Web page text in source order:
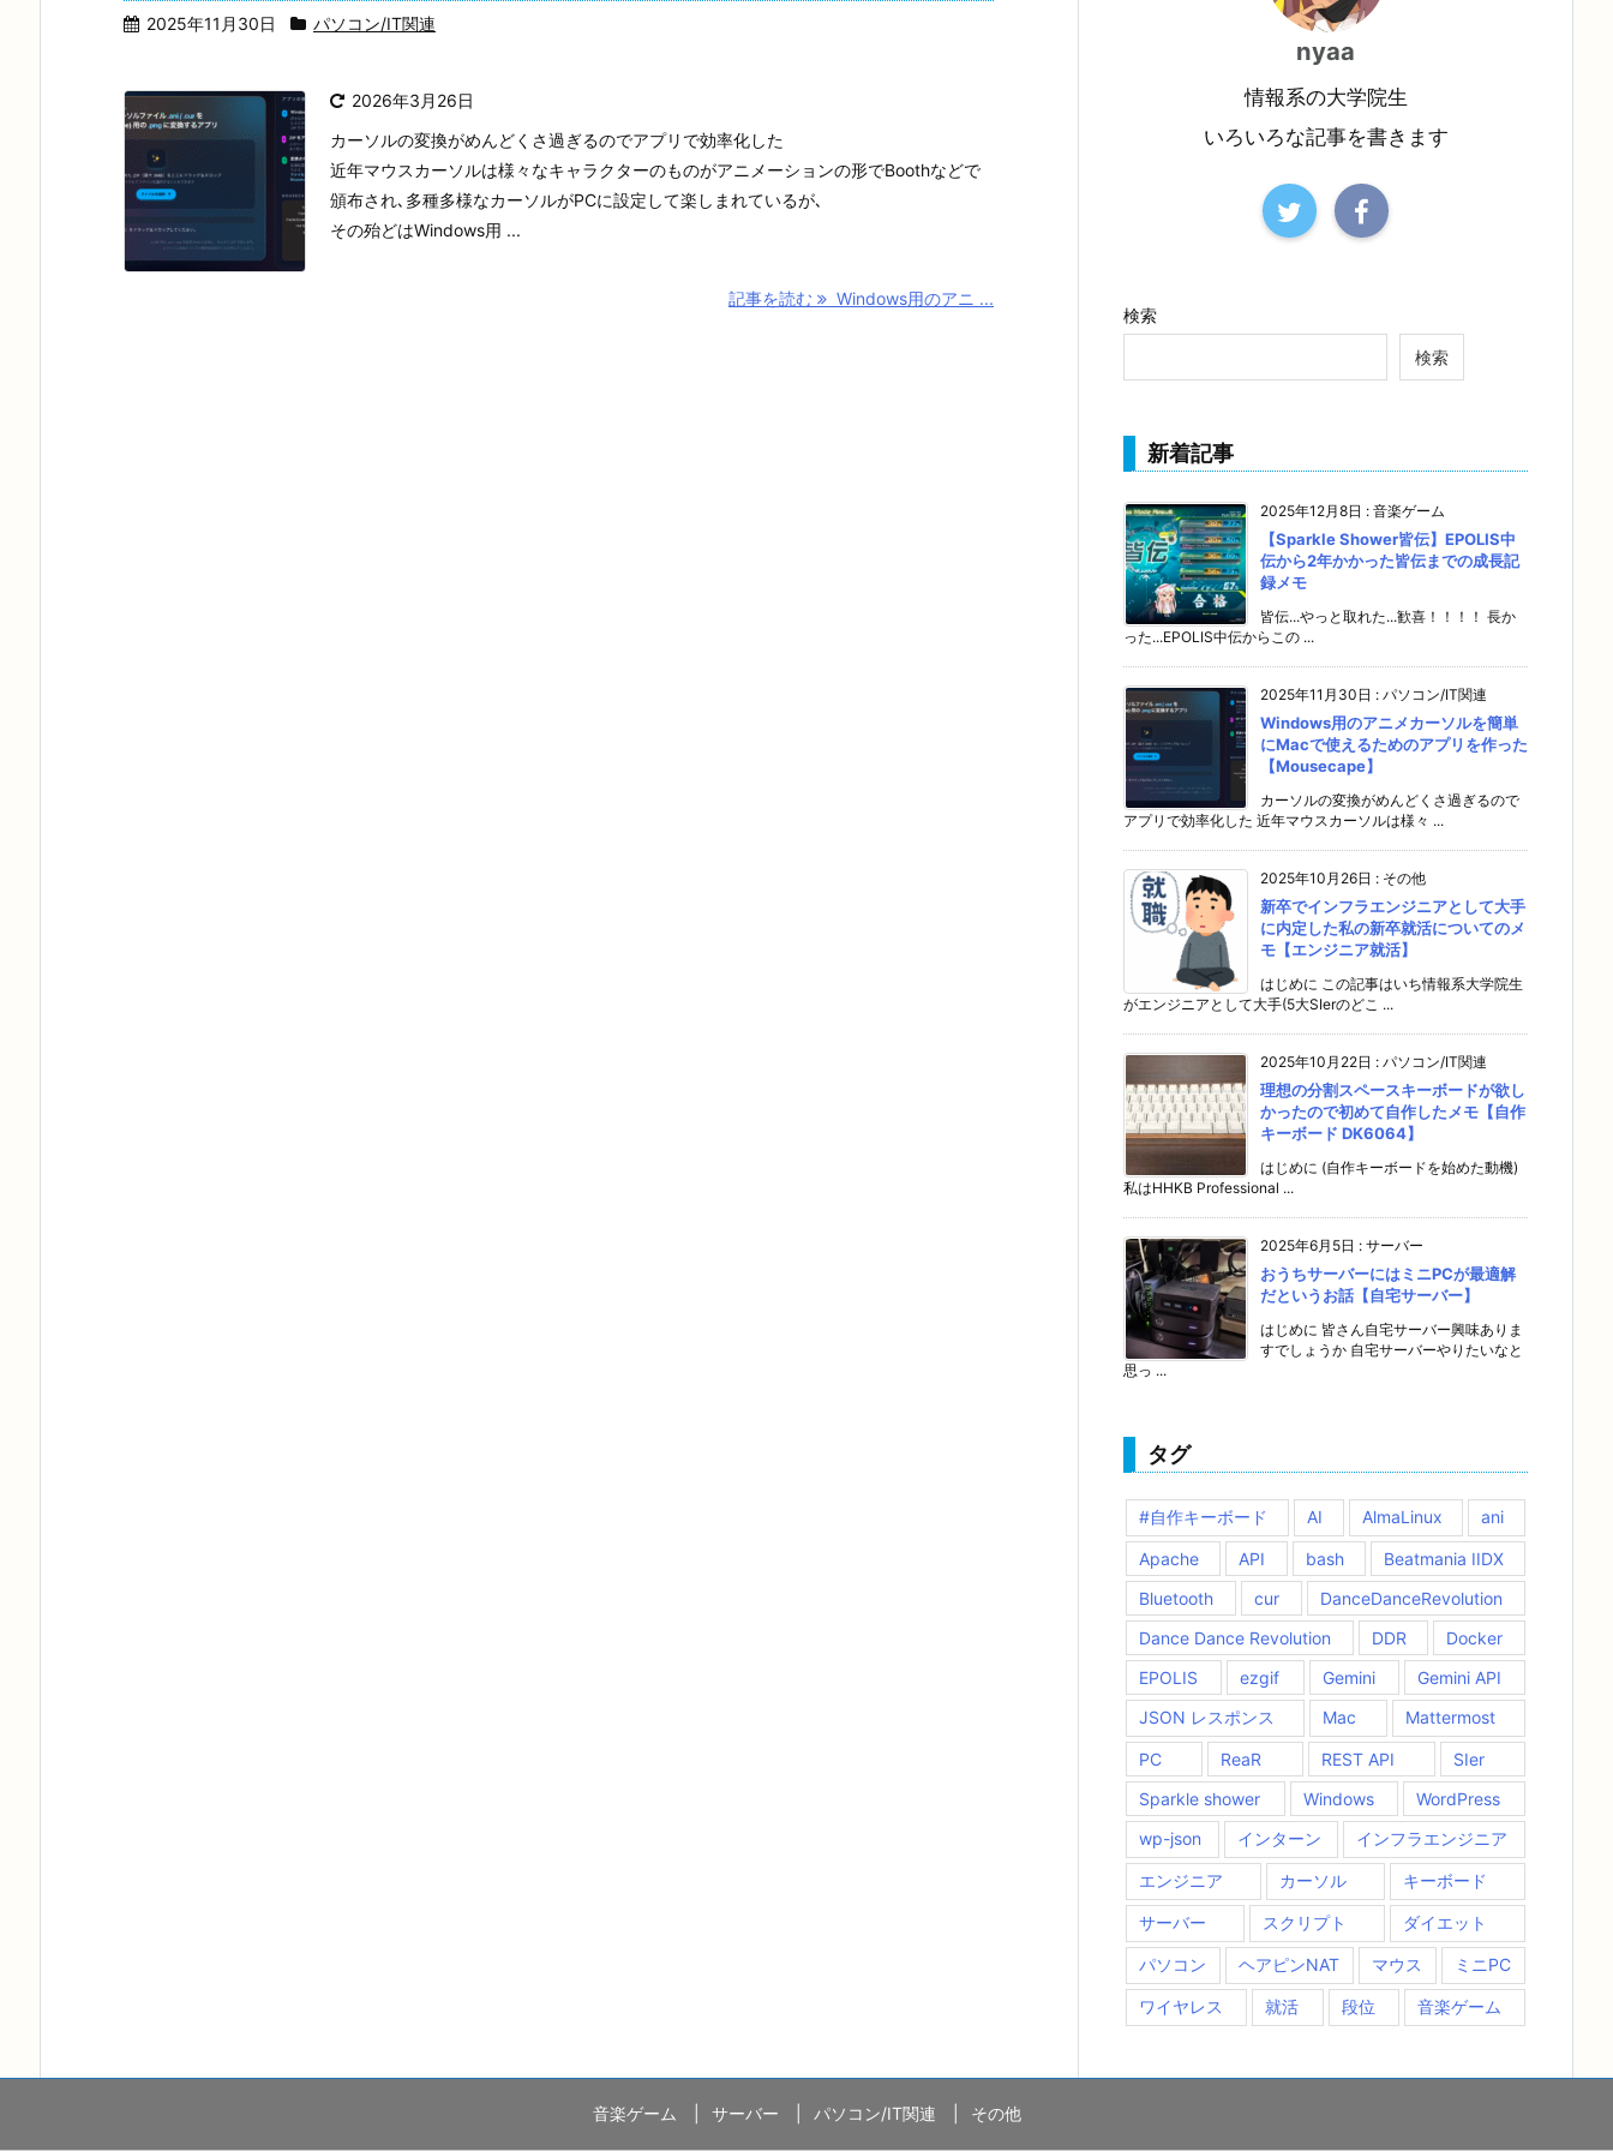
2025年11月30日 パソコン/IT関連
2026年3月26日
カーソルの変換がめんどくさ過ぎるのでアプリで効率化した
近年マウスカーソルは様々なキャラクターのものがアニメーションの形でBoothなどで
頒布され､多種多様なカーソルがPCに設定して楽しまれているが､
その殆どはWindows用 ...
記事を読む Windows用のアニ ...
nyaa
情報系の大学院生
いろいろな記事を書きます
検索
検索
新着記事
2025年12月8日 : 音楽ゲーム
【Sparkle Shower皆伝】EPOLIS中
伝から2年かかった皆伝までの成長記
録メモ
皆伝...やっと取れた...歓喜！！！！ 長か
った...EPOLIS中伝からこの ...
2025年11月30日 : パソコン/IT関連
Windows用のアニメカーソルを簡単
にMacで使えるためのアプリを作った
【Mousecape】
カーソルの変換がめんどくさ過ぎるので
アプリで効率化した 近年マウスカーソルは様々 ...
2025年10月26日 : その他
新卒でインフラエンジニアとして大手
に内定した私の新卒就活についてのメ
モ【エンジニア就活】
はじめに この記事はいち情報系大学院生
がエンジニアとして大手(5大SIerのどこ ...
2025年10月22日 : パソコン/IT関連
理想の分割スペースキーボードが欲し
かったので初めて自作したメモ【自作
キーボード DK6064】
はじめに (自作キーボードを始めた動機)
私はHHKB Professional ...
2025年6月5日 : サーバー
おうちサーバーにはミニPCが最適解
だというお話【自宅サーバー】
はじめに 皆さん自宅サーバー興味ありま
すでしょうか 自宅サーバーやりたいなと
思っ ...
タグ
#自作キーボード AI AlmaLinux ani
Apache API bash
Beatmania IIDX
Bluetooth
cur
DanceDanceRevolution
Dance Dance Revolution
DDR
Docker
EPOLIS
ezgif Gemini
Gemini API
JSON レスポンス
Mac Mattermost
PC ReaR REST API
SIer
Sparkle shower
Windows
WordPress
wp-json
インターン インフラエンジニア
エンジニア カーソル キーボード
サーバー スクリプト ダイエット
パソコン ヘアピンNAT マウス ミニPC
ワイヤレス 就活 段位 音楽ゲーム
音楽ゲーム サーバー パソコン/IT関連 その他